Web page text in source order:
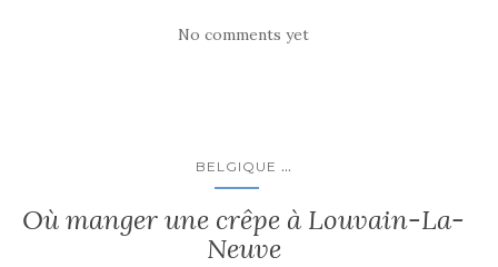
No comments yet
BELGIQUE ...
Où manger une crêpe à Louvain-La-
Neuve